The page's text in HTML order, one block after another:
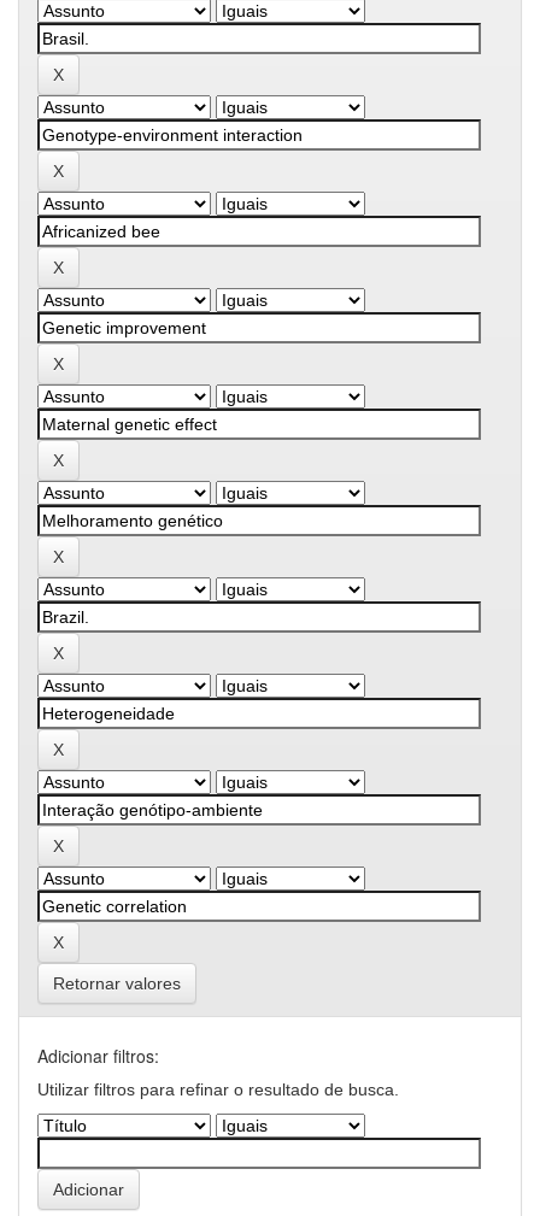
Retornar valores
Adicionar filtros:
Utilizar filtros para refinar o resultado de busca.